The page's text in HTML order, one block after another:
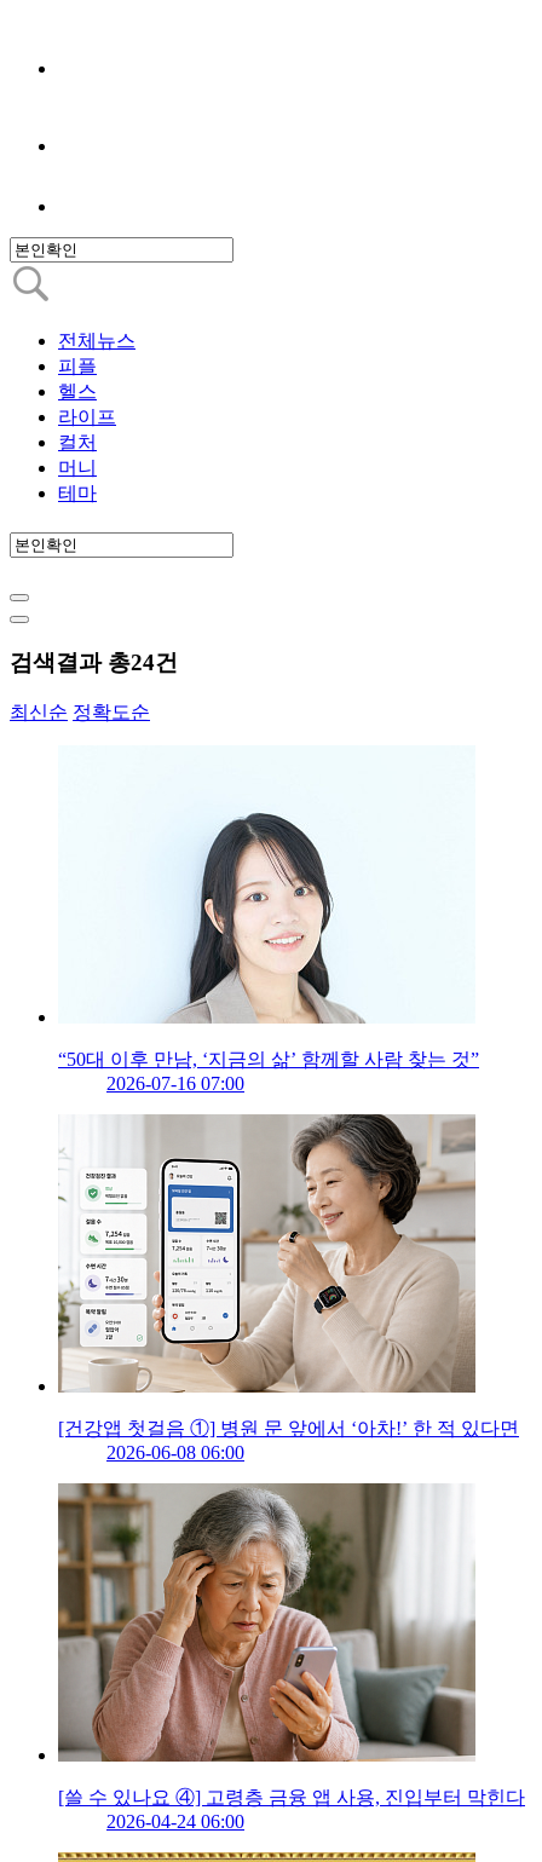
전체뉴스
피플
헬스
라이프
컬처
머니
테마
검색결과 총24건
최신순 정확도순
“50대 이후 만남, ‘지금의 삶’ 함께할 사람 찾는 것”
2026-07-16 07:00
[건강앱 첫걸음 ①] 병원 문 앞에서 ‘아차!’ 한 적 있다면
2026-06-08 06:00
[쓸 수 있나요 ④] 고령층 금융 앱 사용, 진입부터 막힌다
2026-04-24 06:00